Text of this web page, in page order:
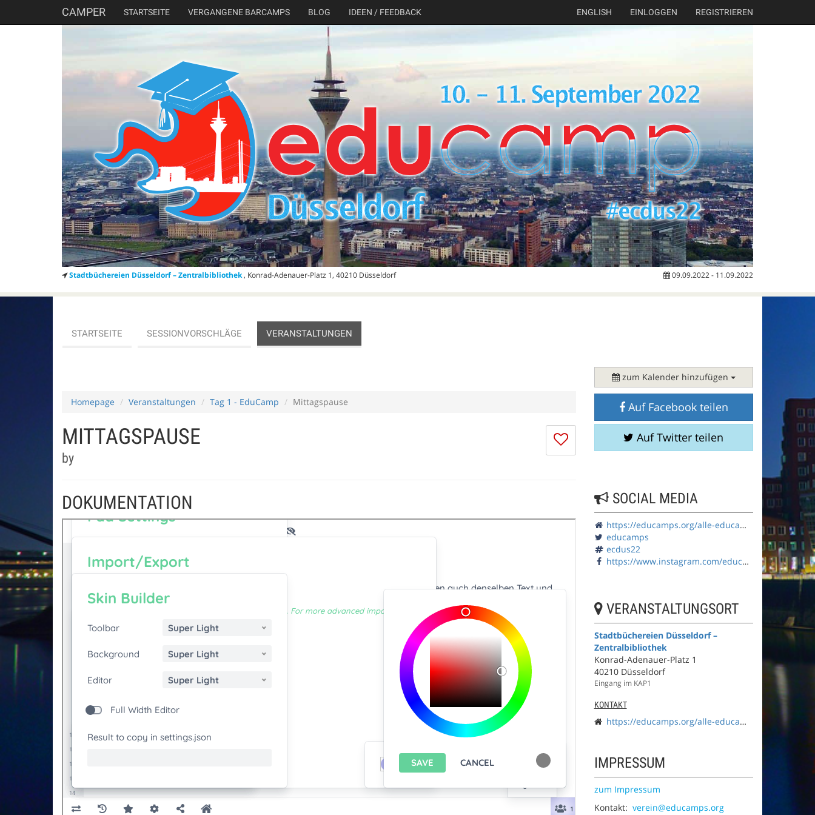
CAMPER STARTSEITE VERGANGENE BARCAMPS BLOG IDEEN / FEEDBACK ENGLISH EINLOGGEN REGISTRIEREN
Stadtbüchereien Düsseldorf – Zentralbibliothek, Konrad-Adenauer-Platz 1, 40210 Düsseldorf 09.09.2022 - 11.09.2022
STARTSEITE SESSIONVORSCHLÄGE VERANSTALTUNGEN
Homepage Veranstaltungen Tag 1 - EduCamp Mittagspause
Ich
mag
nicht
MITTAGSPAUSE
by
DOKUMENTATION
zum Kalender hinzufügen
Auf Facebook teilen
Auf Twitter teilen
SOCIAL MEDIA
https://educamps.org/alle-educamps/ecdus22/
educamps
ecdus22
https://www.instagram.com/educamps_org/
VERANSTALTUNGSORT
Stadtbüchereien Düsseldorf –
Zentralbibliothek
Konrad-Adenauer-Platz 1
40210 Düsseldorf
Eingang im KAP1
KONTAKT
https://educamps.org/alle-educamps/ecdus22/
IMPRESSUM
zum Impressum
Kontakt: verein@educamps.org